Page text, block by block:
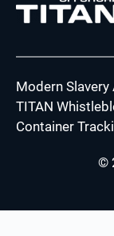
Modern Slavery
TITAN
Container
©